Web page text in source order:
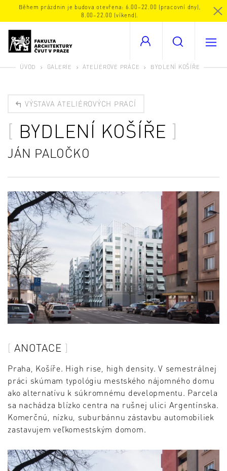
Během prázdnin je budova otevřena: 6.00–22.00 (pracovní dny),
8.00–22.00 (víkend).
ÚVOD GALERIE ATELIÉROVÉ PRÁCE BYDLENÍ KOŠÍŘE
VÝSTAVA ATELIÉROVÝCH PRACÍ
BYDLENÍ KOŠÍŘE
JÁN PALOČKO
ANOTACE
Praha, Košíře. High rise, high density. V semestrálnej
práci skúmam typológiu mestského nájomného domu
ako alternatívu k súkromnému developmentu. Parcela
sa nachádza blízko centra na rušnej ulici Argentínska.
Komerčnú, nízku, suburbánnu zástavbu automobiliek
zastavujem veľkomestským domom.